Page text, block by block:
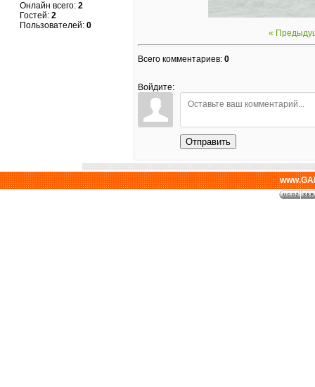
Онлайн всего: 2
Гостей: 2
Пользователей: 0
«
Всего комментариев: 0
Войдите:
Отправить